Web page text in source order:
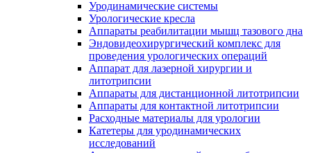
Уродинамические системы
Урологические кресла
Аппараты реабилитации мышц тазового дна
Эндовидеохирургический комплекс для
проведения урологических операций
Аппарат для лазерной хирургии и
литотрипсии
Аппараты для дистанционной литотрипсии
Аппараты для контактной литотрипсии
Расходные материалы для урологии
Катетеры для уродинамических
исследований